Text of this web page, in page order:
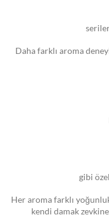
Daha farklı aroma
gibi
Her aroma farklı
kendi damak